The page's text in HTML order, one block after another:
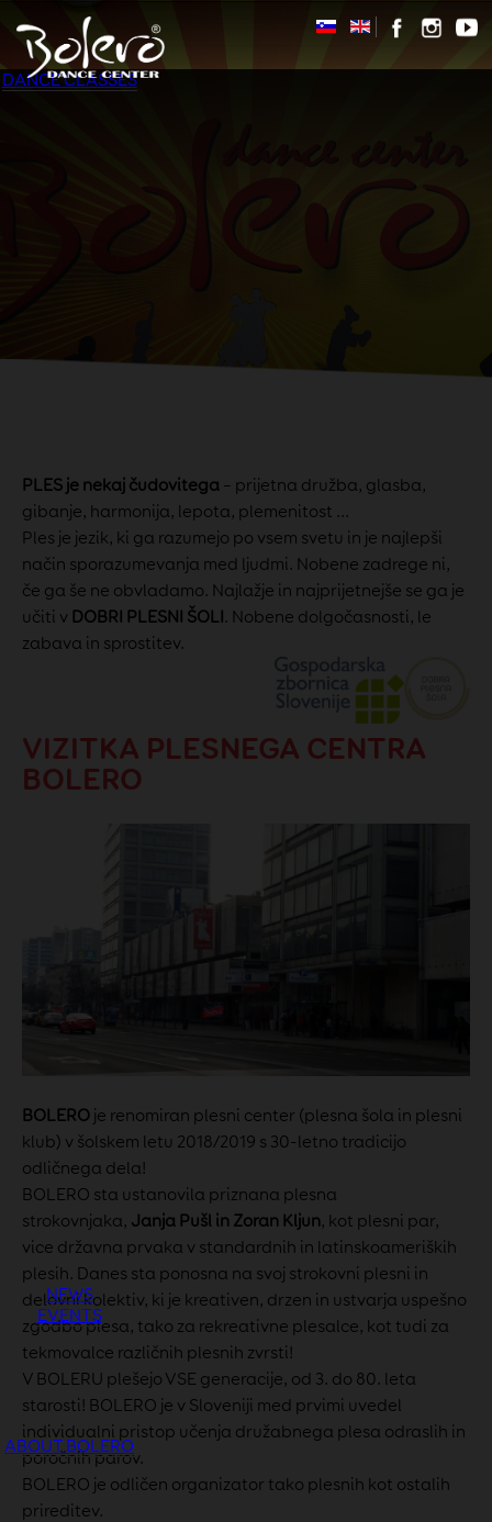
DANCE CLASSES
NEWS
EVENTS
ABOUT BOLERO
PLES je nekaj čudovitega – prijetna družba, glasba,
gibanje, harmonija, lepota, plemenitost ...
Ples je jezik, ki ga razumejo po vsem svetu in je najlepši
način sporazumevanja med ljudmi. Nobene zadrege ni,
če ga še ne obvladamo. Najlažje in najprijetnejše se ga je
učiti v DOBRI PLESNI ŠOLI. Nobene dolgočasnosti, le
zabava in sprostitev.
VIZITKA PLESNEGA CENTRA
BOLERO
BOLERO je renomiran plesni center (plesna šola in plesni
klub) v šolskem letu 2018/2019 s 30-letno tradicijo
odličnega dela!
BOLERO sta ustanovila priznana plesna
strokovnjaka, Janja Pušl in Zoran Kljun, kot plesni par,
vice državna prvaka v standardnih in latinskoameriških
plesih. Danes sta ponosna na svoj strokovni plesni in
delovni kolektiv, ki je kreativen, drzen in ustvarja uspešno
zgodbo plesa, tako za rekreativne plesalce, kot tudi za
tekmovalce različnih plesnih zvrsti!
V BOLERU plešejo VSE generacije, od 3. do 80. leta
starosti! BOLERO je v Sloveniji med prvimi uvedel
individualni pristop učenja družabnega plesa odraslih in
poročnih parov.
BOLERO je odličen organizator tako plesnih kot ostalih
prireditev.